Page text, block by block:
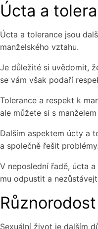
Úcta a
Úcta a tolerance jsou
manželského vztahu.
Je důležité si uvědomit,
se vám však podaří
Tolerance a respekt k
ale můžete si s
Dalším aspektem úcty a
a společně řešit
V neposlední řadě, úcta
mu odpustit a
Sexuální život je dalším